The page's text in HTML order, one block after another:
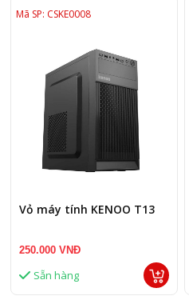
Mã SP: CSKE0008
Vỏ máy tính KENOO T13
250.000 VNĐ
Sẵn hàng